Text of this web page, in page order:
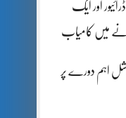
اور ایک
ہونے میں کامیاب
اہم دورے پر